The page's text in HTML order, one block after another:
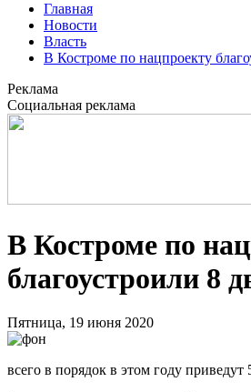
Главная
Новости
Власть
В Костроме по нацпроекту
Реклама
Социальная реклама
В Костроме по
благоустроили 8
Пятница, 19 июня 2020
всего в порядок в этом году